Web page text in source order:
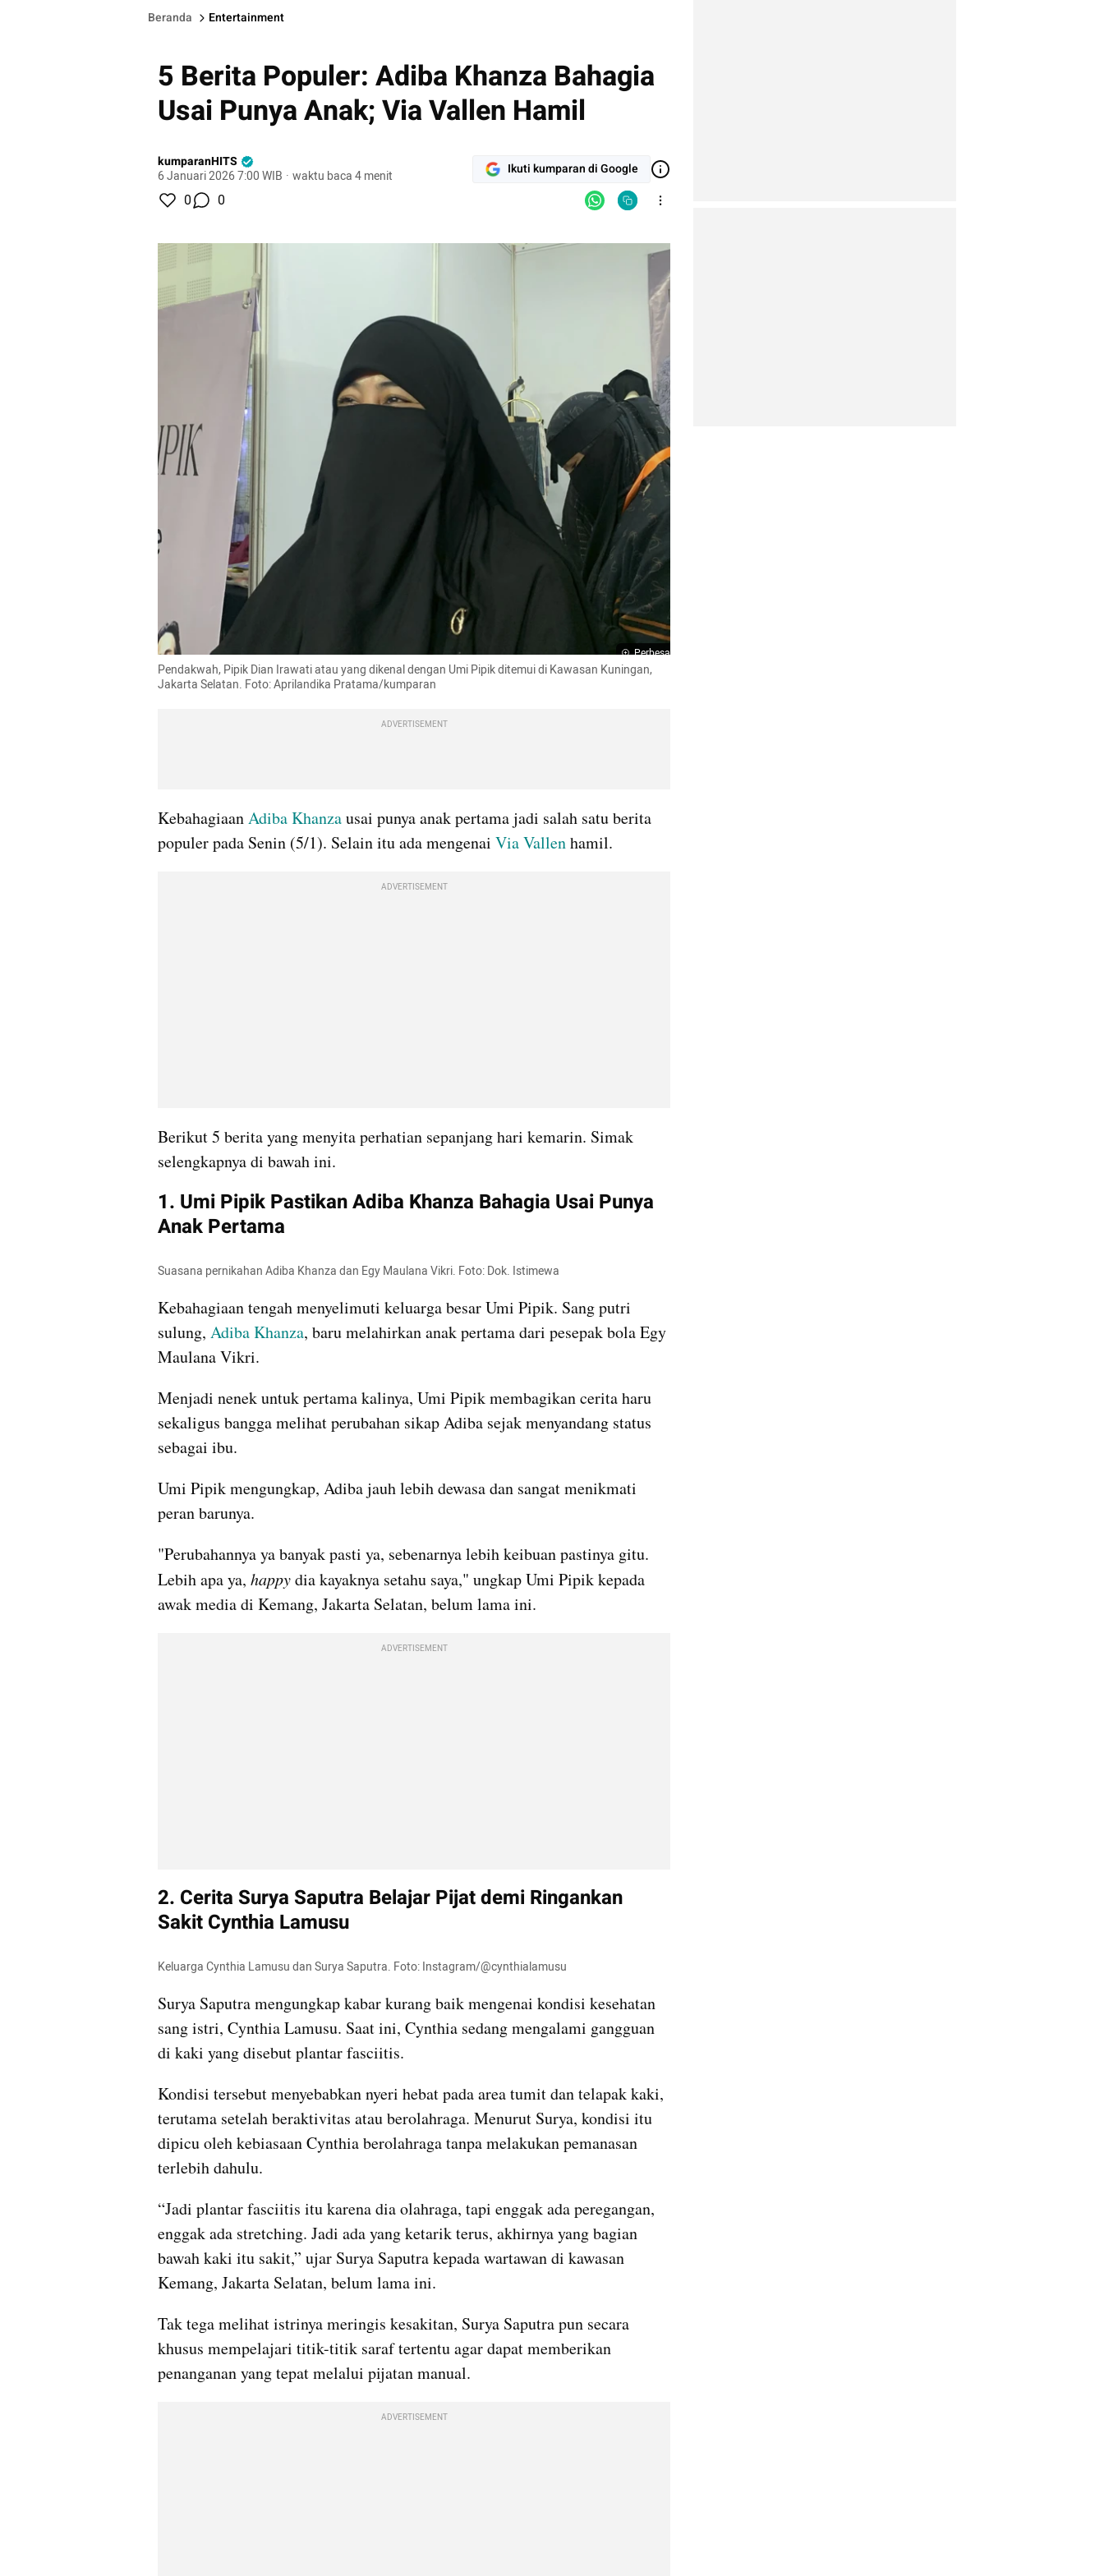
Beranda Entertainment
5 Berita Populer: Adiba Khanza Bahagia
Usai Punya Anak; Via Vallen Hamil
kumparanHITS
6 Januari 2026 7:00 WIB · waktu baca 4 menit Ikuti kumparan di Google
0 0
Perbesar
Pendakwah, Pipik Dian Irawati atau yang dikenal dengan Umi Pipik ditemui di Kawasan Kuningan,
Jakarta Selatan. Foto: Aprilandika Pratama/kumparan
ADVERTISEMENT
Kebahagiaan Adiba Khanza usai punya anak pertama jadi salah satu berita
populer pada Senin (5/1). Selain itu ada mengenai Via Vallen hamil.
ADVERTISEMENT
Berikut 5 berita yang menyita perhatian sepanjang hari kemarin. Simak
selengkapnya di bawah ini.
1. Umi Pipik Pastikan Adiba Khanza Bahagia Usai Punya
Anak Pertama
Suasana pernikahan Adiba Khanza dan Egy Maulana Vikri. Foto: Dok. Istimewa
Kebahagiaan tengah menyelimuti keluarga besar Umi Pipik. Sang putri
sulung, Adiba Khanza, baru melahirkan anak pertama dari pesepak bola Egy
Maulana Vikri.
Menjadi nenek untuk pertama kalinya, Umi Pipik membagikan cerita haru
sekaligus bangga melihat perubahan sikap Adiba sejak menyandang status
sebagai ibu.
Umi Pipik mengungkap, Adiba jauh lebih dewasa dan sangat menikmati
peran barunya.
"Perubahannya ya banyak pasti ya, sebenarnya lebih keibuan pastinya gitu.
Lebih apa ya, happy dia kayaknya setahu saya," ungkap Umi Pipik kepada
awak media di Kemang, Jakarta Selatan, belum lama ini.
ADVERTISEMENT
2. Cerita Surya Saputra Belajar Pijat demi Ringankan
Sakit Cynthia Lamusu
Keluarga Cynthia Lamusu dan Surya Saputra. Foto: Instagram/@cynthialamusu
Surya Saputra mengungkap kabar kurang baik mengenai kondisi kesehatan
sang istri, Cynthia Lamusu. Saat ini, Cynthia sedang mengalami gangguan
di kaki yang disebut plantar fasciitis.
Kondisi tersebut menyebabkan nyeri hebat pada area tumit dan telapak kaki,
terutama setelah beraktivitas atau berolahraga. Menurut Surya, kondisi itu
dipicu oleh kebiasaan Cynthia berolahraga tanpa melakukan pemanasan
terlebih dahulu.
“Jadi plantar fasciitis itu karena dia olahraga, tapi enggak ada peregangan,
enggak ada stretching. Jadi ada yang ketarik terus, akhirnya yang bagian
bawah kaki itu sakit,” ujar Surya Saputra kepada wartawan di kawasan
Kemang, Jakarta Selatan, belum lama ini.
Tak tega melihat istrinya meringis kesakitan, Surya Saputra pun secara
khusus mempelajari titik-titik saraf tertentu agar dapat memberikan
penanganan yang tepat melalui pijatan manual.
ADVERTISEMENT